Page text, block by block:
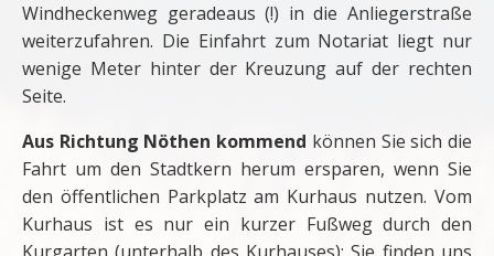
Windheckenweg geradeaus (!) in die Anliegerstraße
weiterzufahren. Die Einfahrt zum Notariat liegt nur
wenige Meter hinter der Kreuzung auf der rechten
Seite.
Aus Richtung Nöthen kommend können Sie sich die
Fahrt um den Stadtkern herum ersparen, wenn Sie
den öffentlichen Parkplatz am Kurhaus nutzen. Vom
Kurhaus ist es nur ein kurzer Fußweg durch den